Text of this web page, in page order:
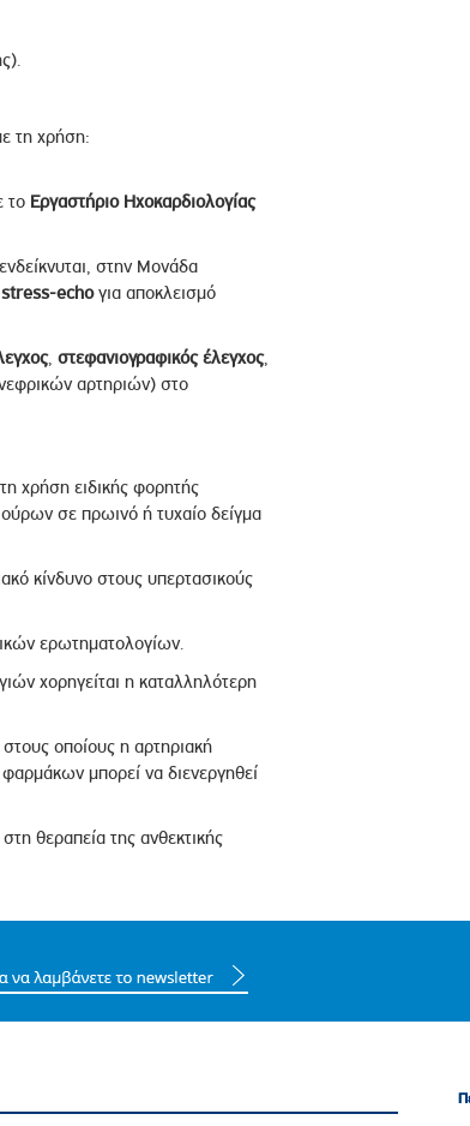
τη χρήση:
το Εργαστήριο Ηχοκαρδιολογίας
στην Μονάδα
stress-echoγια αποκλεισμό
, στεφανιογραφικός έλεγχος,
αρτηριών) στο
χρήση ειδικής φορητής
σε πρωινό ή τυχαίο δείγμα
κίνδυνο στους υπερτασικούς
ερωτηματολογίων.
χορηγείται η καταλληλότερη
οποίους η αρτηριακή
μπορεί να διενεργηθεί
θεραπεία της ανθεκτικής